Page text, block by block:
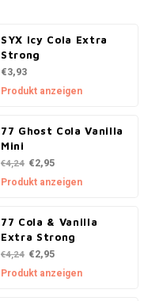
SYX Icy Cola Extra
Strong
€3,93
Produkt anzeigen
77 Ghost Cola Vanilla
Mini
€4,24 €2,95
Produkt anzeigen
77 Cola & Vanilla
Extra Strong
€4,24 €2,95
Produkt anzeigen